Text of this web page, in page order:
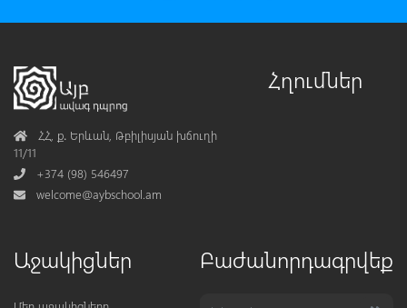
AddressՀՀ, ք․ Երևան, Թբիլիսյան խճուղի
11/11
Phone+374 (98) 546497
Mail
welcome@aybschool.am
Հղումներ
Աջակիցներ Բաժանորդագրվեք